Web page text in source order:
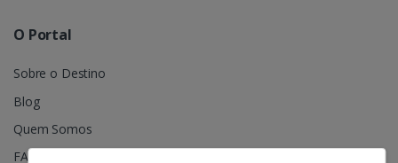
O Portal
Sobre o Destino
Blog
Quem Somos
FAQ